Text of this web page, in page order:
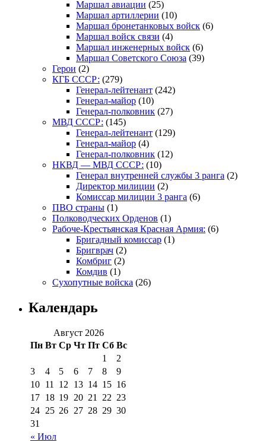
Маршал авиации (25)
Маршал артиллерии (10)
Маршал бронетанковых войск (6)
Маршал войск связи (4)
Маршал инженерных войск (6)
Маршал Советского Союза (39)
Герои (2)
КГБ СССР: (279)
Генерал-лейтенант (242)
Генерал-майор (10)
Генерал-полковник (27)
МВД СССР: (145)
Генерал-лейтенант (129)
Генерал-майор (4)
Генерал-полковник (12)
НКВД — МВД СССР: (10)
Генерал внутренней службы 3 ранга (2)
Директор милиции (2)
Комиссар милиции 3 ранга (6)
ПВО страны (1)
Полководческих Орденов (1)
Рабоче-Крестьянская Красная Армия: (6)
Бригадный комиссар (1)
Бригврач (2)
Комбриг (2)
Комдив (1)
Сухопутные войска (26)
Календарь
Август 2026
Пн Вт Ср Чт Пт Сб Вс
« Июл
1
2
3
4 5 6 7 8
9
10 11 12 13 14 15 16
17 18 19 20 21 22 23
24 25 26 27 28 29 30
31